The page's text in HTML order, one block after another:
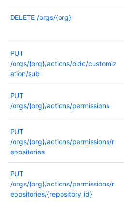
DELETE /orgs/{org}
PUT
/orgs/{org}/actions/oidc/customiz
ation/sub
PUT
/orgs/{org}/actions/permissions
PUT
/orgs/{org}/actions/permissions/r
epositories
PUT
/orgs/{org}/actions/permissions/r
epositories/{repository_id}